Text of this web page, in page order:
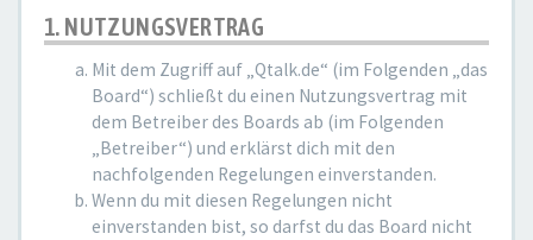
1. NUTZUNGSVERTRAG
Mit dem Zugriff auf „Qtalk.de“ (im Folgenden „das
Board“) schließt du einen Nutzungsvertrag mit
dem Betreiber des Boards ab (im Folgenden
„Betreiber“) und erklärst dich mit den
nachfolgenden Regelungen einverstanden.
Wenn du mit diesen Regelungen nicht
einverstanden bist, so darfst du das Board nicht